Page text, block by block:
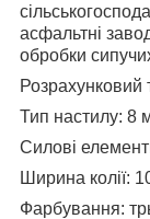
асфальтні
обробки
Розрахунковий
Тип настилу: 8
Силові
Ширина колії:
Фарбування: